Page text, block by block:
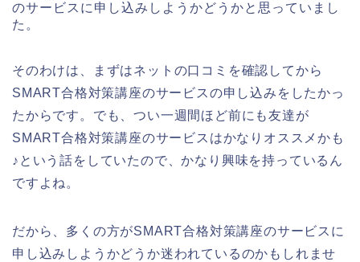
のサービスに申し込みしようかどうかと思っていまし
た。
そのわけは、まずはネットの口コミを確認してから
SMART合格対策講座のサービスの申し込みをしたかっ
たからです。でも、つい一週間ほど前にも友達が
SMART合格対策講座のサービスはかなりオススメかも
♪という話をしていたので、かなり興味を持っているん
ですよね。
だから、多くの方がSMART合格対策講座のサービスに
申し込みしようかどうか迷われているのかもしれませ